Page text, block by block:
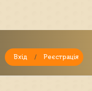
Вхід / Реєстрація